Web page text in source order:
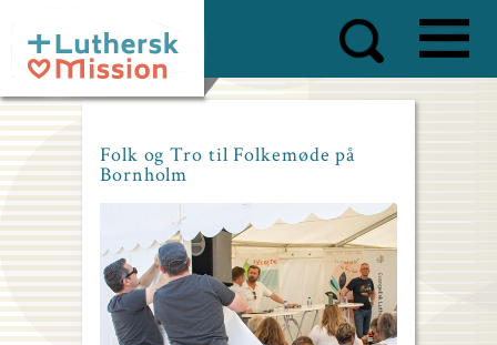
main
content
Folk og Tro til Folkemøde på
Bornholm